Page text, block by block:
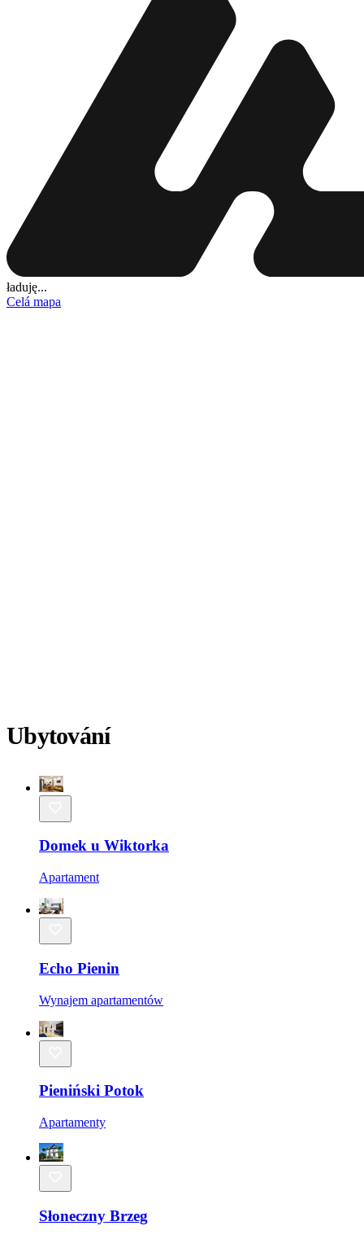
ładuję...
Celá mapa
Ubytování
Domek u Wiktorka
Apartament
Echo Pienin
Wynajem apartamentów
Pieniński Potok
Apartamenty
Słoneczny Brzeg